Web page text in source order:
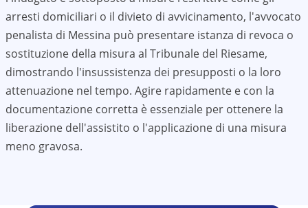
arresti domiciliari o il divieto di avvicinamento, l'avvocato
penalista di Messina può presentare istanza di revoca o
sostituzione della misura al Tribunale del Riesame,
dimostrando l'insussistenza dei presupposti o la loro
attenuazione nel tempo. Agire rapidamente e con la
documentazione corretta è essenziale per ottenere la
liberazione dell'assistito o l'applicazione di una misura
meno gravosa.